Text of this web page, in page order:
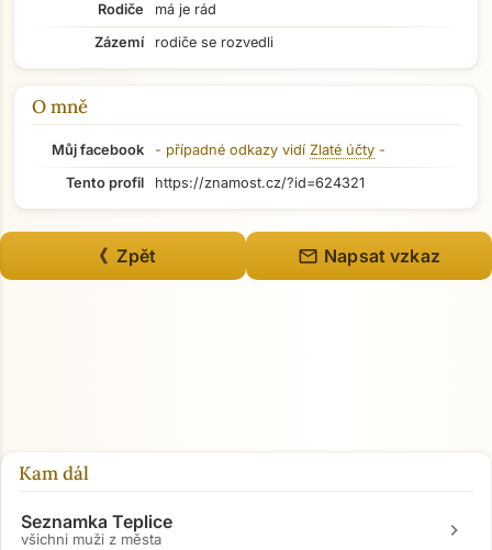
Přejít na hlavní obsah
Rodiče
má je rád
Zázemí
rodiče se rozvedli
O mně
Můj facebook - případné odkazy vidí Zlaté účty -
Tento profil
https://znamost.cz/?id=624321
《 Zpět mail Napsat vzkaz
Kam dál
Seznamka Teplice
všichni muži z města chevron_right